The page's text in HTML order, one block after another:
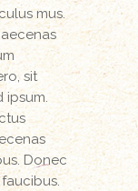
mus.
sit
ipsum.
Donec